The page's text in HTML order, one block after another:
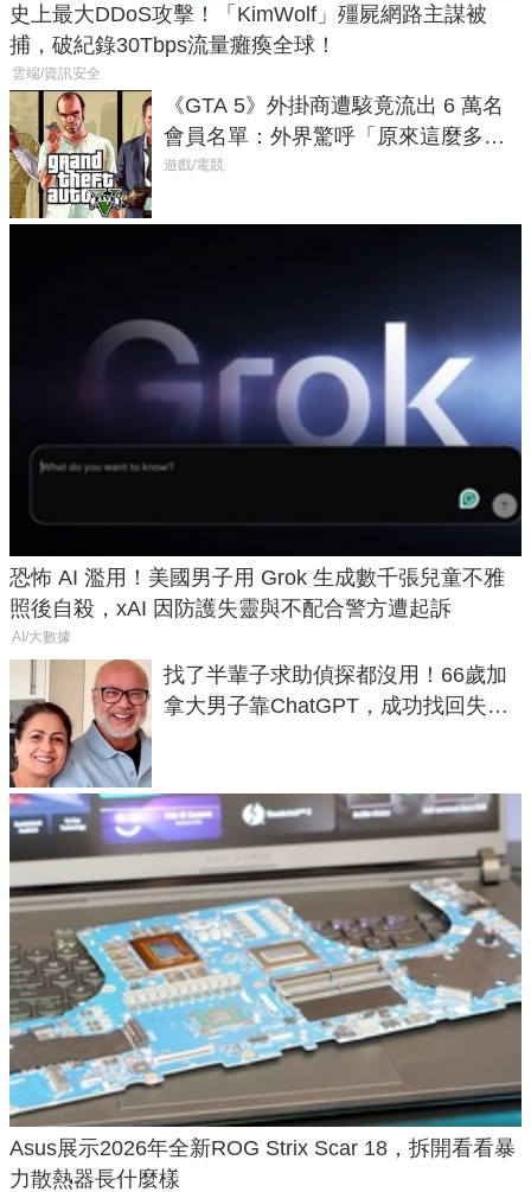
史上最大DDoS攻擊！「KimWolf」殭屍網路主謀被
捕，破紀錄30Tbps流量癱瘓全球！
雲端/資訊安全
《GTA 5》外掛商遭駭竟流出 6 萬名
會員名單：外界驚呼「原來這麼多人
在開掛！」
遊戲/電競
恐怖 AI 濫用！美國男子用 Grok 生成數千張兒童不雅
照後自殺，xAI 因防護失靈與不配合警方遭起訴
AI/大數據
找了半輩子求助偵探都沒用！66歲加
拿大男子靠ChatGPT，成功找回失散
Asus展示2026年全新ROG Strix Scar 18，拆開看看暴
力散熱器長什麼樣